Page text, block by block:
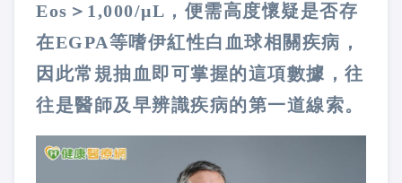
Eos＞1,000/μL，便需高度懷疑是否存
在EGPA等嗜伊紅性白血球相關疾病，
因此常規抽血即可掌握的這項數據，往
往是醫師及早辨識疾病的第一道線索。